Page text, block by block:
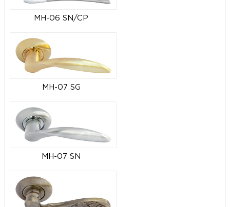
MH-06 SN/CP
MH-07 SG
MH-07 SN